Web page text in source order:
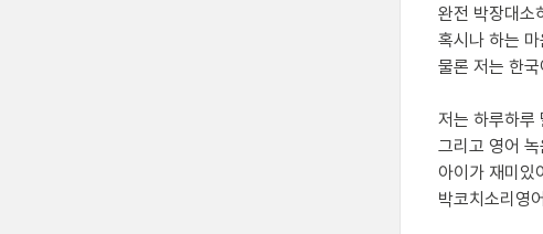
완전 박장대소
혹시나 하는
물론 저는 한
저는 하루하루
그리고 영어
아이가 재미있
박코치소리영